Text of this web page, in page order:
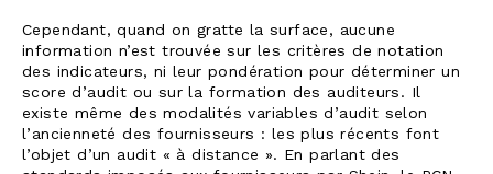
Cependant, quand on gratte la surface, aucune
information n’est trouvée sur les critères de notation
des indicateurs, ni leur pondération pour déterminer un
score d’audit ou sur la formation des auditeurs. Il
existe même des modalités variables d’audit selon
l’ancienneté des fournisseurs : les plus récents font
l’objet d’un audit « à distance ». En parlant des